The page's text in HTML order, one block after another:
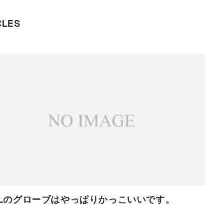
グローブはやっぱりかっこいいです。